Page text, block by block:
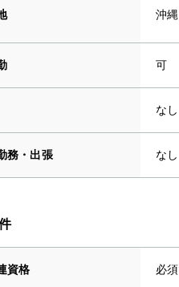
沖
可
なし
務・出張 なし
資格 必